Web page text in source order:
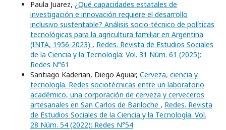
Paula Juarez, ¿Qué capacidades estatales de
investigación e innovación requiere el desarrollo
inclusivo sustentable? Análisis socio-técnico de políticas
tecnológicas para la agricultura familiar en Argentina
(INTA, 1956-2023) , Redes. Revista de Estudios Sociales
de la Ciencia y la Tecnología: Vol. 31 Núm. 61 (2025):
Redes N°61
Santiago Kaderian, Diego Aguiar, Cerveza, ciencia y
tecnología. Redes sociotécnicas entre un laboratorio
académico, una corporación de cerveza y cerveceros
artesanales en San Carlos de Bariloche , Redes. Revista
de Estudios Sociales de la Ciencia y la Tecnología: Vol.
28 Núm. 54 (2022): Redes N°54